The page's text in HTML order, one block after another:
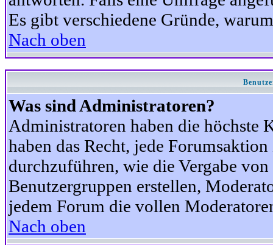
Es gibt verschiedene Gründe,
Nach oben
Was sind Administratoren?
Administratoren haben die höchste
haben das Recht, jede
durchzuführen, wie die Vergabe
Benutzergruppen erstellen,
jedem Forum die vollen
Nach oben